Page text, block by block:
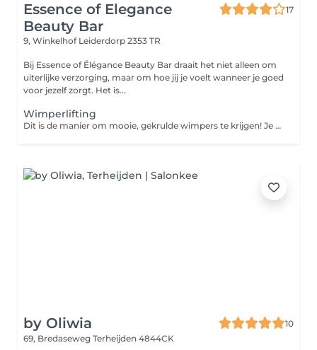
Essence of Elegance
Beauty Bar
17
9, Winkelhof Leiderdorp 2353 TR
Bij Essence of Élégance Beauty Bar draait het niet alleen om
uiterlijke verzorging, maar om hoe jij je voelt wanneer je goed
voor jezelf zorgt. Het is...
Wimperlifting
Dit is de manier om mooie, gekrulde wimpers te krijgen! Je hebt geen wimperkruller meer nodig, want dankzij deze behandeling blijven je wimpers 5 à 7 weken mooi gekruld.
by Oliwia
10
69, Bredaseweg Terheijden 4844CK